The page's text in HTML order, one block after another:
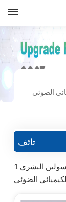
الضوئي
تائف
1 ل تدجو جئاتنلا "مجموعة اختبار مناعة الأنسولين البشري